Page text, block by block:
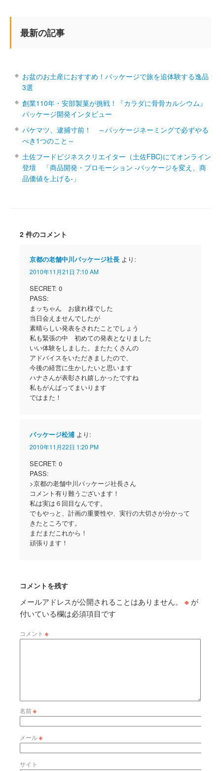
最新の記事
お盆のお土産におすすめ！パッケージで旅を追体験する逸品
3選
創業110年・安部製菓が挑戦！『カラダに骨骨カルシウム』
パッケージ開発インタビュー
パケマツ、逮捕寸前！ ～パッケージネーミングで必ずやる
べき1つのこと～
土佐フードビジネスクリエイター（土佐FBC)にてオンライン
登壇 「商品開発・プロモーション ‐パッケージを変え、商
品価値を上げる‐」
2 件のコメント
京都の老舗中川パッケージ社長 より:
2010年11月21日 7:10 AM
SECRET: 0
PASS:
まッちゃん お疲れ様でした
当日会えませんでしたが
素晴らしい発表をされたことでしょう
私も緊張の中 初めての発表となりました
いい体験をしました。またたくさんの
アドバイスをいただきましたので、
今後の経営に生かしたいと思います
ハナさんが表彰され嬉しかったですね
私もがんばってまいります
ではまた！
パッケージ松浦 より:
2010年11月22日 1:20 PM
SECRET: 0
PASS:
>京都の老舗中川パッケージ社長さん
コメント有り難うございます！
私は実は６回目なんです。
でもやっと、計画の重要性や、実行の大切さが分かって
きたところです。
まだまだこれから！
頑張ります！
コメントを残す
メールアドレスが公開されることはありません。 ※ が
付いている欄は必須項目です
コメント ※
名前※
メール※
サイト